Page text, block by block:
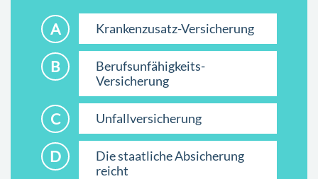
A Krankenzusatz-Versicherung
B
Berufsunfähigkeits-
Versicherung
C Unfallversicherung
D
Die staatliche Absicherung
reicht